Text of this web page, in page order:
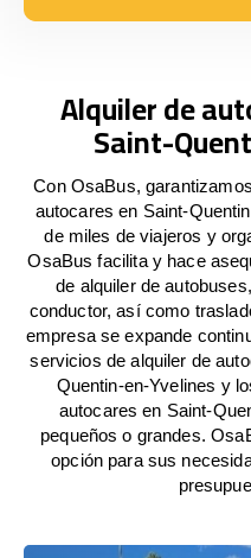
Alquiler de
Saint-
Con OsaBus,
autocares en Saint-
de miles de viajeros y
OsaBus facilita y hace
de alquiler de
conductor, así como
empresa se expande
servicios de alquiler de
Quentin-en-Yvelines y
autocares en Saint-
pequeños o grandes.
opción para sus